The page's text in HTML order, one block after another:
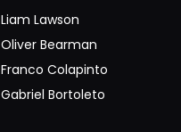
Liam Lawson
Oliver Bearman
Franco Colapinto
Gabriel Bortoleto